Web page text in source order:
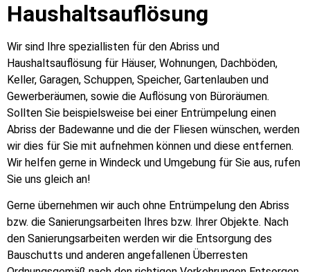
Haushaltsauflösung
Wir sind Ihre speziallisten für den Abriss und
Haushaltsauflösung für Häuser, Wohnungen, Dachböden,
Keller, Garagen, Schuppen, Speicher, Gartenlauben und
Gewerberäumen, sowie die Auflösung von Büroräumen.
Sollten Sie beispielsweise bei einer Entrümpelung einen
Abriss der Badewanne und die der Fliesen wünschen, werden
wir dies für Sie mit aufnehmen können und diese entfernen.
Wir helfen gerne in Windeck und Umgebung für Sie aus, rufen
Sie uns gleich an!
Gerne übernehmen wir auch ohne Entrümpelung den Abriss
bzw. die Sanierungsarbeiten Ihres bzw. Ihrer Objekte. Nach
den Sanierungsarbeiten werden wir die Entsorgung des
Bauschutts und anderen angefallenen Überresten